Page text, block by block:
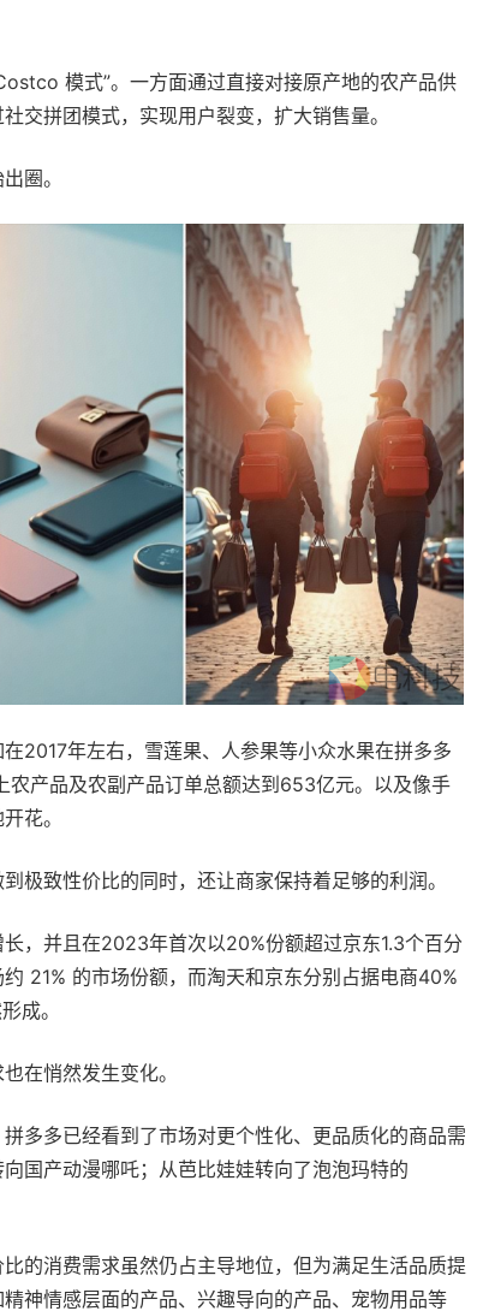
模式”。一方面通过直接对接原产地的农产品供
交拼团模式，实现用户裂变，扩大销售量。
圈。
2017年左右，雪莲果、人参果等小众水果在拼多多
产品及农副产品订单总额达到653亿元。以及像手
花。
极致性价比的同时，还让商家保持着足够的利润。
，并且在2023年首次以20%份额超过京东1.3个百分
21% 的市场份额，而淘天和京东分别占据电商40%
成。
在悄然发生变化。
多多已经看到了市场对更个性化、更品质化的商品需
国产动漫哪吒；从芭比娃娃转向了泡泡玛特的
的消费需求虽然仍占主导地位，但为满足生活品质提
神情感层面的产品、兴趣导向的产品、宠物用品等